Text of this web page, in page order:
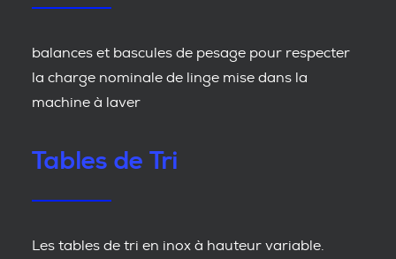
balances et bascules de pesage pour respecter
la charge nominale de linge mise dans la
machine à laver
Tables de Tri
Les tables de tri en inox à hauteur variable.